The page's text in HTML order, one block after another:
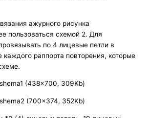
ажурного рисунка
пользоваться схемой 2. Для
по 4 лицевые петли в
каждого раппорта повторения, которые